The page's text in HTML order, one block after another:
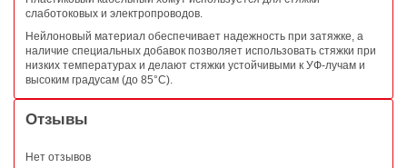
слаботоковых и электропроводов.
Нейлоновый материал обеспечивает надежность при затяжке, а
наличие специальных добавок позволяет использовать стяжки при
низких температурах и делают стяжки устойчивыми к УФ-лучам и
высоким градусам (до 85°C).
Отзывы
Нет отзывов